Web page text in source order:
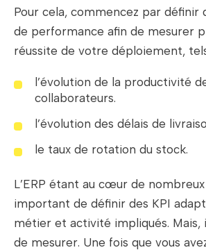
Pour cela, commencez par définir
de performance afin de mesurer
réussite de votre déploiement,
l’évolution de la productivité
collaborateurs.
l’évolution des délais de
le taux de rotation du stock.
L’ERP étant au cœur de
important de définir des KPI
métier et activité impliqués. Mais,
de mesurer. Une fois que vous